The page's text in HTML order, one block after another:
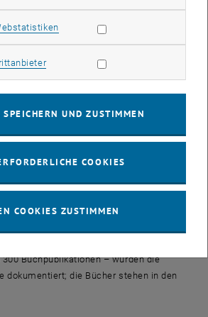
auf 432 Seiten das große intellektuelle
vom Beginn im Mai 1987 bis
mit ORF III und dann mit OKTO
waren 600.000
über die TV- und Radiokooperationen
der Wiener Vorlesungen war eine
Kritik und Aufklärung. Es ist gelungen, die
Denker zu Analysen und
Buchpublikationen – wurden die
dokumentiert; die Bücher stehen in den
Statistik Cookies zulassen
Marketing Cookies zulassen
SPEICHERN UND ZUSTIMMEN
COOKIES
COOKIES ZUSTIMMEN